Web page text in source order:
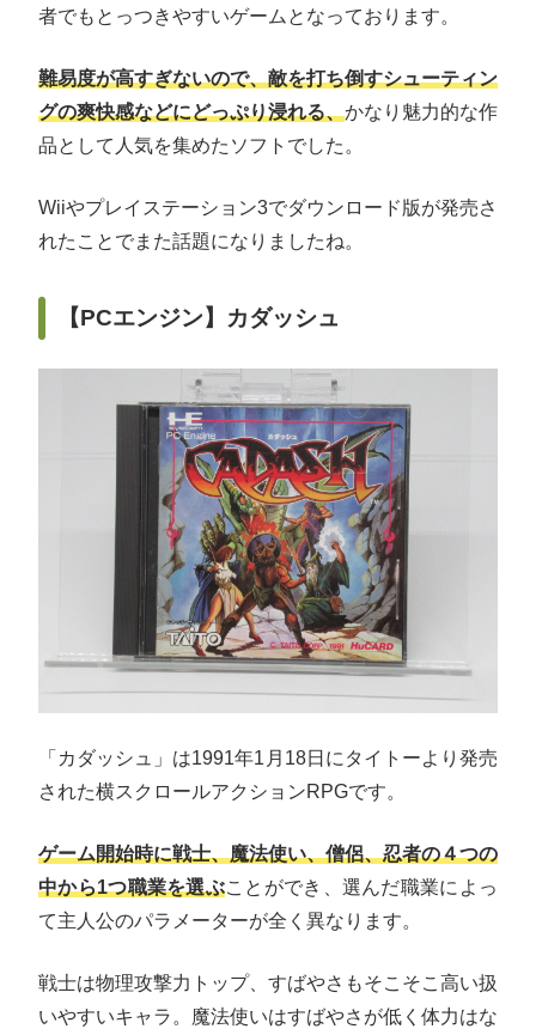
者でもとっつきやすいゲームとなっております。
難易度が高すぎないので、敵を打ち倒すシューティン
グの爽快感などにどっぷり浸れる、かなり魅力的な作
品として人気を集めたソフトでした。
Wiiやプレイステーション3でダウンロード版が発売さ
れたことでまた話題になりましたね。
【PCエンジン】カダッシュ
「カダッシュ」は1991年1月18日にタイトーより発売
された横スクロールアクションRPGです。
ゲーム開始時に戦士、魔法使い、僧侶、忍者の４つの
中から1つ職業を選ぶことができ、選んだ職業によっ
て主人公のパラメーターが全く異なります。
戦士は物理攻撃力トップ、すばやさもそこそこ高い扱
いやすいキャラ。魔法使いはすばやさが低く体力はな